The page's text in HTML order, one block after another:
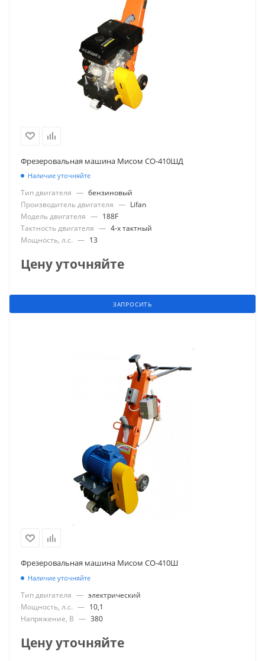
Фрезеровальная машина Мисом СО-410ШД
Наличие уточняйте
Тип двигателя — бензиновый
Производитель двигателя — Lifan
Модель двигателя — 188F
Тактность двигателя — 4-х тактный
Мощность, л.с. — 13
Цену уточняйте
ЗАПРОСИТЬ
Фрезеровальная машина Мисом СО-410Ш
Наличие уточняйте
Тип двигателя — электрический
Мощность, л.с. — 10,1
Напряжение, В — 380
Цену уточняйте